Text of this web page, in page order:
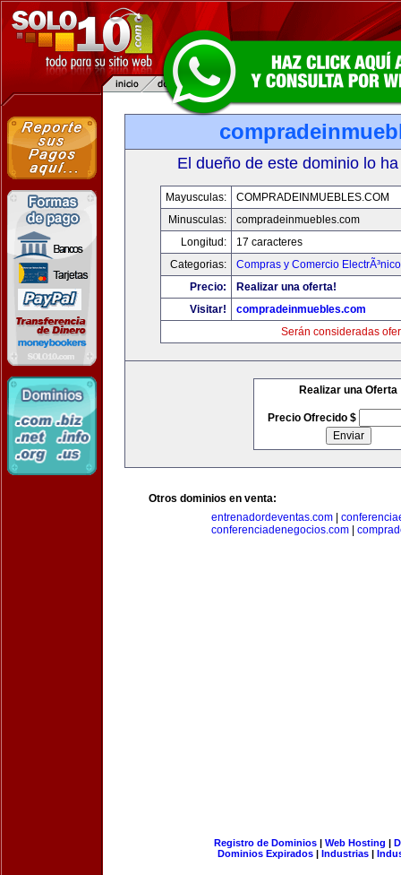
El dueño de este dominio lo
Mayusculas:
COMPRADEINMUEBLES.COM
Minusculas:
compradeinmuebles.com
Longitud:
17 caracteres
Categorias:
Compras y Comercio ElectrÃ³nico
Precio:
Realizar una oferta!
Visitar!
compradeinmuebles.com
Serán consideradas
Realizar una Oferta
Precio Ofrecido $
Otros dominios en venta:
entrenadordeventas.com
conferenciadenegocios.com|
Registro de Dominios| Web Hosting |
Dominios Expirados | Industrias |